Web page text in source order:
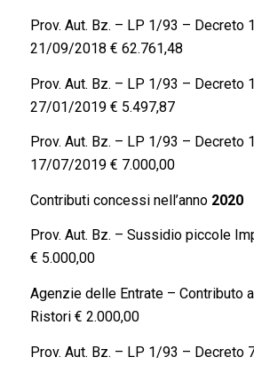
Prov. Aut. Bz. – LP 1/93 – Decreto
21/09/2018 € 62.761,48
Prov. Aut. Bz. – LP 1/93 – Decreto
27/01/2019 € 5.497,87
Prov. Aut. Bz. – LP 1/93 – Decreto
17/07/2019 € 7.000,00
Contributi concessi nell’anno 2020
Prov. Aut. Bz. – Sussidio piccole
€ 5.000,00
Agenzie delle Entrate – Contributo
Ristori € 2.000,00
Prov. Aut. Bz. – LP 1/93 – Decreto